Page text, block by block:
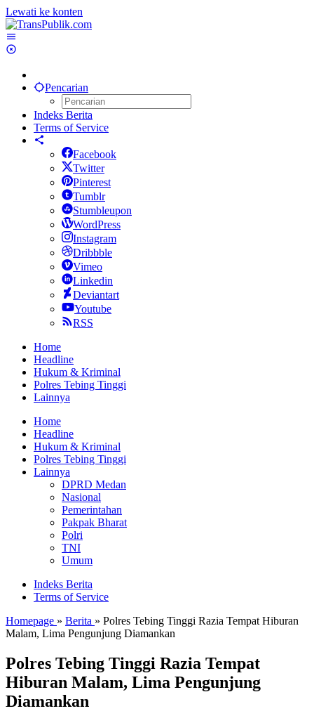
Lewati ke konten
Pencarian
Indeks Berita
Terms of Service
Facebook
Twitter
Pinterest
Tumblr
Stumbleupon
WordPress
Instagram
Dribbble
Vimeo
Linkedin
Deviantart
Youtube
RSS
Home
Headline
Hukum & Kriminal
Polres Tebing Tinggi
Lainnya
Home
Headline
Hukum & Kriminal
Polres Tebing Tinggi
Lainnya
DPRD Medan
Nasional
Pemerintahan
Pakpak Bharat
Polri
TNI
Umum
Indeks Berita
Terms of Service
Homepage » Berita » Polres Tebing Tinggi Razia Tempat Hiburan
Malam, Lima Pengunjung Diamankan
Polres Tebing Tinggi Razia Tempat
Hiburan Malam, Lima Pengunjung
Diamankan